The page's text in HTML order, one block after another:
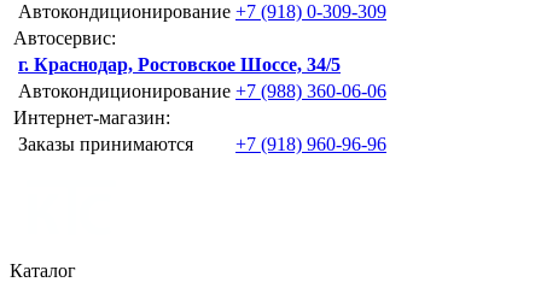
Автокондиционирование +7 (918) 0-309-309
Автосервис:
г. Краснодар, Ростовское Шоссе, 34/5
Автокондиционирование +7 (988) 360-06-06
Интернет-магазин:
Заказы принимаются
+7 (918) 960-96-96
Каталог